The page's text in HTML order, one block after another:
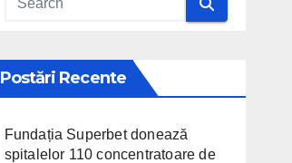
Postări Recente
Fundația Superbet donează
spitalelor 110 concentratoare de